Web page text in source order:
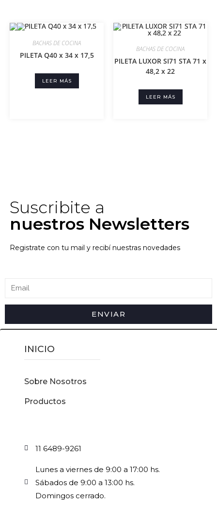
BACHAS DE COCINA
PILETA Q40 x 34 x 17,5
LEER MÁS
BACHAS DE COCINA
PILETA LUXOR SI71 STA 71 x
48,2 x 22
LEER MÁS
Suscribite a
nuestros Newsletters
Registrate con tu mail y recibí nuestras novedades
ENVIAR
INICIO
Sobre Nosotros
Productos
11 6489-9261
Lunes a viernes de 9:00 a 17:00 hs.
Sábados de 9:00 a 13:00 hs.
Domingos cerrado.